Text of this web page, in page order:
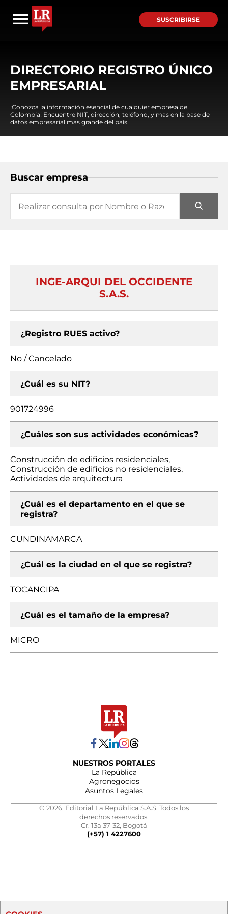
SUSCRIBIRSE
DIRECTORIO REGISTRO ÚNICO
EMPRESARIAL
¡Conozca la información esencial de cualquier empresa de
Colombia! Encuentre NIT, dirección, teléfono, y mas en la base de
datos empresarial mas grande del país.
Buscar empresa
INGE-ARQUI DEL OCCIDENTE
S.A.S.
¿Registro RUES activo?
No / Cancelado
¿Cuál es su NIT?
901724996
¿Cuáles son sus actividades económicas?
Construcción de edificios residenciales,
Construcción de edificios no residenciales,
Actividades de arquitectura
¿Cuál es el departamento en el que se
registra?
CUNDINAMARCA
¿Cuál es la ciudad en el que se registra?
TOCANCIPA
¿Cuál es el tamaño de la empresa?
MICRO
NUESTROS PORTALES
La República
Agronegocios
Asuntos Legales
© 2026, Editorial La República S.A.S. Todos los
derechos reservados.
Cr. 13a 37-32, Bogotá
(+57) 1 4227600